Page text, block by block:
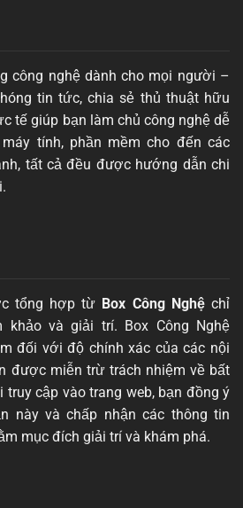
công nghệ dành cho mọi người –
tin tức, chia sẻ thủ thuật hữu
tế giúp bạn làm chủ công nghệ dễ
tính, phần mềm cho đến các
tất cả đều được hướng dẫn chi
tổng hợp từ Box Công Nghệchỉ
khảo và giải trí. Box Công Nghệ
đối với độ chính xác của các nội
được miễn trừ trách nhiệm về bất
truy cập vào trang web, bạn đồng ý
này và chấp nhận các thông tin
mục đích giải trí và khám phá.